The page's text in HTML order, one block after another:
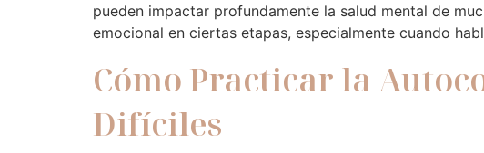
pueden impactar profundamente la salud mental de
emocional en ciertas etapas, especialmente cuando
Cómo Practicar la
Difíciles